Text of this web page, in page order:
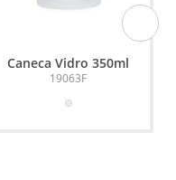
Caneca Vidro 350ml
19063F